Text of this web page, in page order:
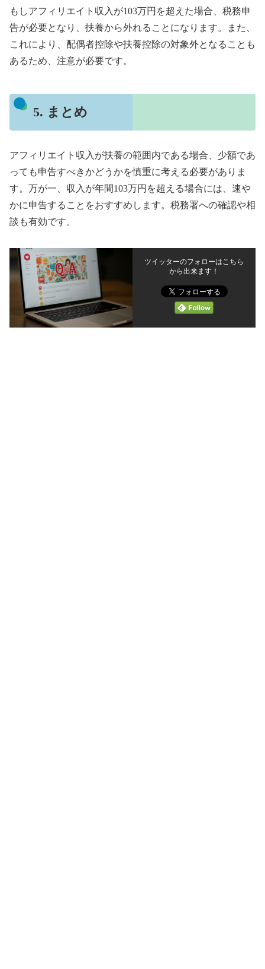
もしアフィリエイト収入が103万円を超えた場合、税務申
告が必要となり、扶養から外れることになります。また、
これにより、配偶者控除や扶養控除の対象外となることも
あるため、注意が必要です。
5. まとめ
アフィリエイト収入が扶養の範囲内である場合、少額であ
っても申告すべきかどうかを慎重に考える必要がありま
す。万が一、収入が年間103万円を超える場合には、速や
かに申告することをおすすめします。税務署への確認や相
談も有効です。
ツイッターのフォローはこちら
から出来ます！